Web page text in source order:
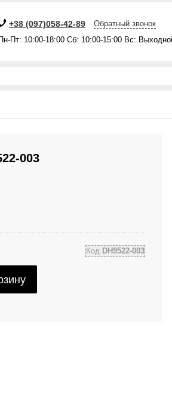
+38 (097)058-42-89
Обратный звонок
Пн-Пт: 10:00-18:00 Сб: 10:00-15:00 Вс:
003
Код DH9522-003